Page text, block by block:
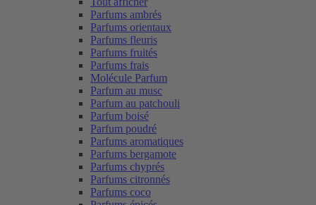
Parfums ambrés
Parfums orientaux
Parfums fleuris
Parfums fruités
Parfums frais
Molécule Parfum
Parfum au musc
Parfum au patchouli
Parfum boisé
Parfum poudré
Parfums aromatiques
Parfums bergamote
Parfums chyprés
Parfums citronnés
Parfums coco